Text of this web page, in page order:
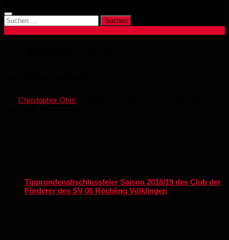
Suchen
nach:
Christopher Ohm
Tipprundenabschlussfeier Saison 2018/19 des Club der
Förderer des SV 06 Röchling Völklingen